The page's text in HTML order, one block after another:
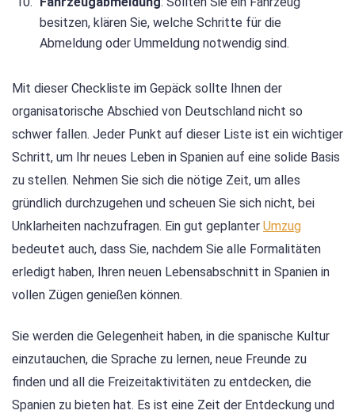
besitzen, klären Sie, welche Schritte für die
Abmeldung oder Ummeldung notwendig sind.
Mit dieser Checkliste im Gepäck sollte Ihnen der
organisatorische Abschied von Deutschland nicht so
schwer fallen. Jeder Punkt auf dieser Liste ist ein wichtiger
Schritt, um Ihr neues Leben in Spanien auf eine solide Basis
zu stellen. Nehmen Sie sich die nötige Zeit, um alles
gründlich durchzugehen und scheuen Sie sich nicht, bei
Unklarheiten nachzufragen. Ein gut geplanter Umzug
bedeutet auch, dass Sie, nachdem Sie alle Formalitäten
erledigt haben, Ihren neuen Lebensabschnitt in Spanien in
vollen Zügen genießen können.
Sie werden die Gelegenheit haben, in die spanische Kultur
einzutauchen, die Sprache zu lernen, neue Freunde zu
finden und all die Freizeitaktivitäten zu entdecken, die
Spanien zu bieten hat. Es ist eine Zeit der Entdeckung und